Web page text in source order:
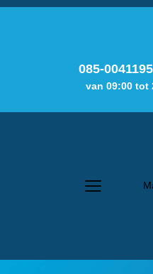
085-0041195
van 09:00 tot